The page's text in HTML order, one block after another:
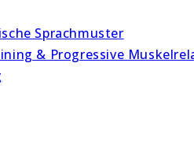
Sprachmuster
& Progressive